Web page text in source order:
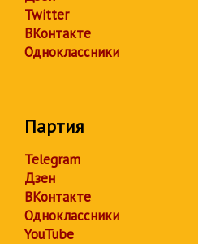
Twitter
ВКонтакте
Одноклассники
Партия
Telegram
Дзен
ВКонтакте
Одноклассники
YouTube